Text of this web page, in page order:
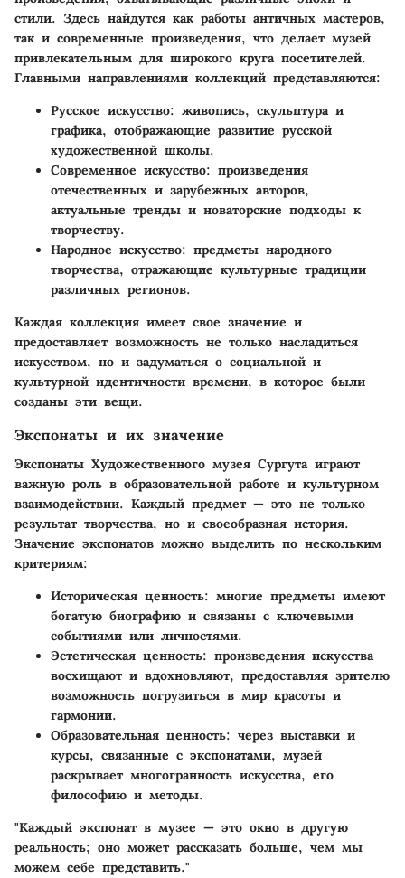
стили. Здесь найдутся как работы античных мастеров,
так и современные произведения, что делает музей
привлекательным для широкого круга посетителей.
Главными направлениями коллекций представляются:
Русское искусство: живопись, скульптура и
графика, отображающие развитие русской
художественной школы.
Современное искусство: произведения
отечественных и зарубежных авторов,
актуальные тренды и новаторские подходы к
творчеству.
Народное искусство: предметы народного
творчества, отражающие культурные традиции
различных регионов.
Каждая коллекция имеет свое значение и
предоставляет возможность не только насладиться
искусством, но и задуматься о социальной и
культурной идентичности времени, в которое были
созданы эти вещи.
Экспонаты и их значение
Экспонаты Художественного музея Сургута играют
важную роль в образовательной работе и культурном
взаимодействии. Каждый предмет — это не только
результат творчества, но и своеобразная история.
Значение экспонатов можно выделить по нескольким
критериям:
Историческая ценность: многие предметы имеют
богатую биографию и связаны с ключевыми
событиями или личностями.
Эстетическая ценность: произведения искусства
восхищают и вдохновляют, предоставляя зрителю
возможность погрузиться в мир красоты и
гармонии.
Образовательная ценность: через выставки и
курсы, связанные с экспонатами, музей
раскрывает многогранность искусства, его
философию и методы.
"Каждый экспонат в музее — это окно в другую
реальность; оно может рассказать больше, чем мы
можем себе представить."